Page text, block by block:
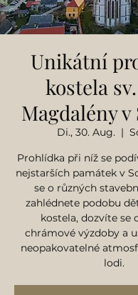
Unikátní
kostela
Magdalény v
Di., 30. Aug.
  |
Prohlídka při níž se
nejstarších památek v
se o různých
zahlédnete podobu
kostela, dozvíte se
chrámové výzdoby a
neopakovatelné
lodi.